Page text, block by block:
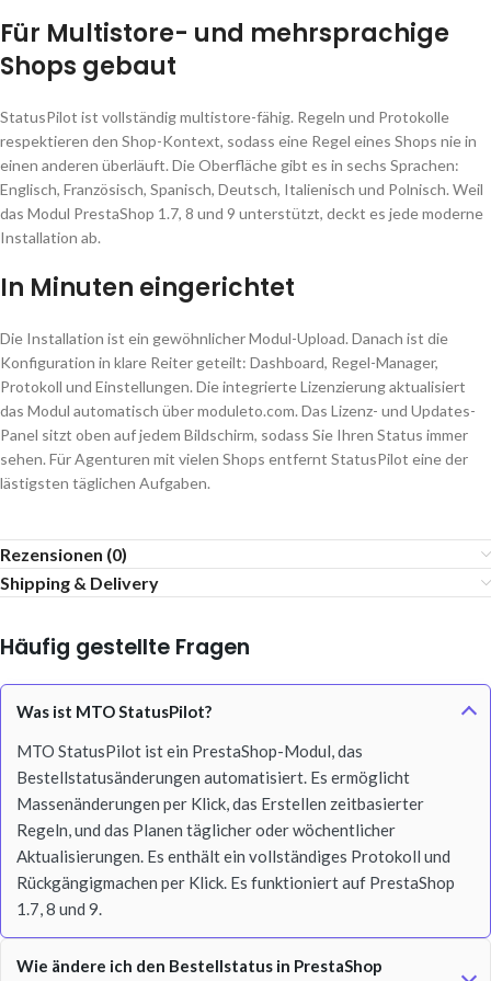
Für Multistore- und mehrsprachige
Shops gebaut
StatusPilot ist vollständig multistore-fähig. Regeln und Protokolle
respektieren den Shop-Kontext, sodass eine Regel eines Shops nie in
einen anderen überläuft. Die Oberfläche gibt es in sechs Sprachen:
Englisch, Französisch, Spanisch, Deutsch, Italienisch und Polnisch. Weil
das Modul PrestaShop 1.7, 8 und 9 unterstützt, deckt es jede moderne
Installation ab.
In Minuten eingerichtet
Die Installation ist ein gewöhnlicher Modul-Upload. Danach ist die
Konfiguration in klare Reiter geteilt: Dashboard, Regel-Manager,
Protokoll und Einstellungen. Die integrierte Lizenzierung aktualisiert
das Modul automatisch über moduleto.com. Das Lizenz- und Updates-
Panel sitzt oben auf jedem Bildschirm, sodass Sie Ihren Status immer
sehen. Für Agenturen mit vielen Shops entfernt StatusPilot eine der
lästigsten täglichen Aufgaben.
Rezensionen (0)
Shipping & Delivery
Häufig gestellte Fragen
Was ist MTO StatusPilot?
MTO StatusPilot ist ein PrestaShop-Modul, das
Bestellstatusänderungen automatisiert. Es ermöglicht
Massenänderungen per Klick, das Erstellen zeitbasierter
Regeln, und das Planen täglicher oder wöchentlicher
Aktualisierungen. Es enthält ein vollständiges Protokoll und
Rückgängigmachen per Klick. Es funktioniert auf PrestaShop
1.7, 8 und 9.
Wie ändere ich den Bestellstatus in PrestaShop